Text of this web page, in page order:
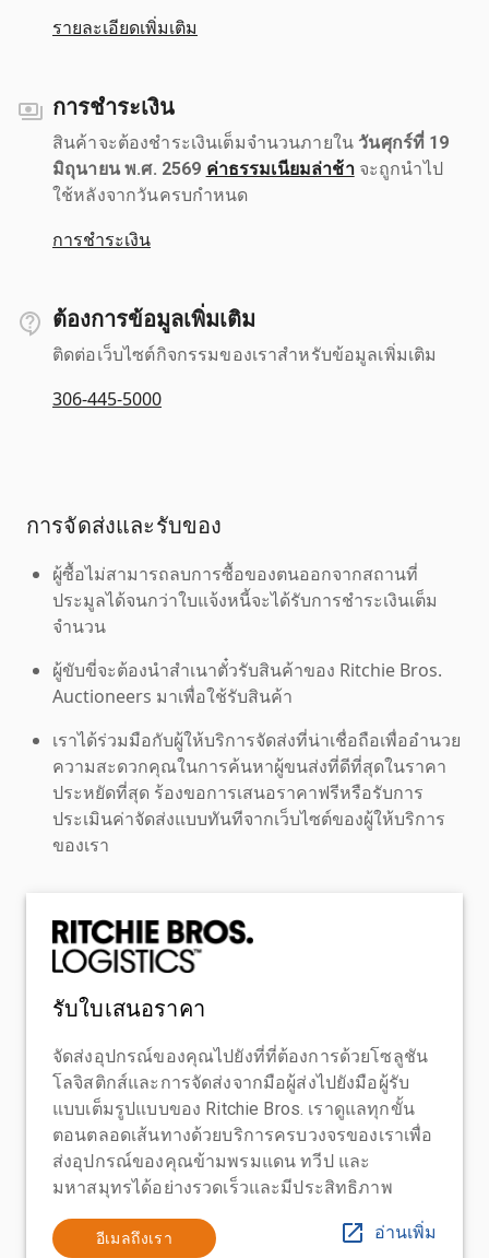
รายละเอียดเพิ่มเติม
การชำระเงิน
สินค้าจะต้องชำระเงินเต็มจำนวนภายใน วันศุกร์ที่ 19
มิถุนายน พ.ศ. 2569 ค่าธรรมเนียมล่าช้าจะถูกนำไป
ใช้หลังจากวันครบกำหนด
การชำระเงิน
ต้องการข้อมูลเพิ่มเติม
ติดต่อเว็บไซต์กิจกรรมของเราสำหรับข้อมูลเพิ่มเติม
306-445-5000
การจัดส่งและรับของ
ผู้ซื้อไม่สามารถลบการซื้อของตนออกจากสถานที่
ประมูลได้จนกว่าใบแจ้งหนี้จะได้รับการชำระเงินเต็ม
จำนวน
ผู้ขับขี่จะต้องนำสำเนาตั๋วรับสินค้าของ Ritchie Bros.
Auctioneers มาเพื่อใช้รับสินค้า
เราได้ร่วมมือกับผู้ให้บริการจัดส่งที่น่าเชื่อถือเพื่ออำนวย
ความสะดวกคุณในการค้นหาผู้ขนส่งที่ดีที่สุดในราคา
ประหยัดที่สุด ร้องขอการเสนอราคาฟรีหรือรับการ
ประเมินค่าจัดส่งแบบทันทีจากเว็บไซต์ของผู้ให้บริการ
ของเรา
รับใบเสนอราคา
จัดส่งอุปกรณ์ของคุณไปยังที่ที่ต้องการด้วยโซลูชัน
โลจิสติกส์และการจัดส่งจากมือผู้ส่งไปยังมือผู้รับ
แบบเต็มรูปแบบของ Ritchie Bros. เราดูแลทุกขั้น
ตอนตลอดเส้นทางด้วยบริการครบวงจรของเราเพื่อ
ส่งอุปกรณ์ของคุณข้ามพรมแดน ทวีป และ
มหาสมุทรได้อย่างรวดเร็วและมีประสิทธิภาพ
อีเมลถึงเรา อ่านเพิ่ม